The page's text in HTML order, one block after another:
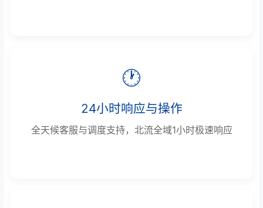
🕐
24小时响应与操作
全天候客服与调度支持，北流全域1小时极速响应